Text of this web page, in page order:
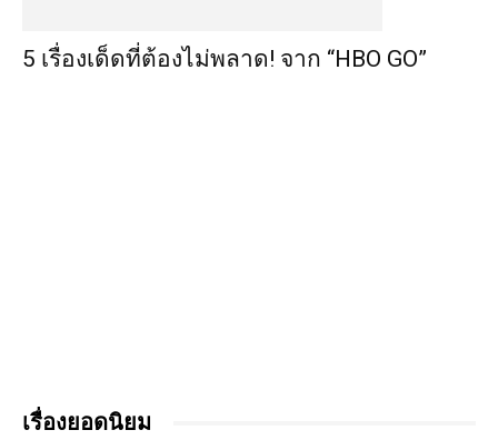
5 เรื่องเด็ดที่ต้องไม่พลาด! จาก “HBO GO”
เรื่องยอดนิยม